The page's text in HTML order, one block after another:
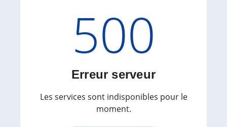
Code
500
Erreur serveur
Les services sont indisponibles pour le
moment.